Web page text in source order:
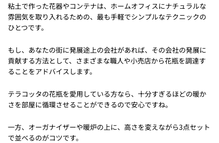
粘土で作った花器やコンテナは、ホームオフィスにナチュラルな
雰囲気を取り入れるための、最も手軽でシンプルなテクニックの
ひとつです。
もし、あなたの街に発展途上の会社があれば、その会社の発展に
貢献する方法として、さまざまな職人や小売店から花瓶を調達す
ることをアドバイスします。
テラコッタの花瓶を愛用している方なら、十分すぎるほどの暖か
さを部屋に循環させることができるので安心ですね。
一方、オーガナイザーや暖炉の上に、高さを変えながら3点セット
で並べるのがコツです。